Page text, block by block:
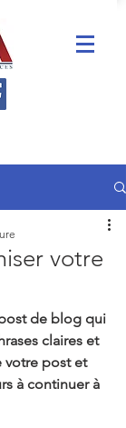
votre
de blog qui
claires et
votre post et
à continuer à